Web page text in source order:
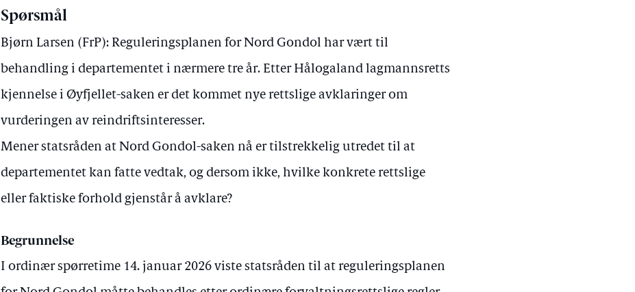
Spørsmål
Bjørn Larsen (FrP): Reguleringsplanen for Nord Gondol har vært til
behandling i departementet i nærmere tre år. Etter Hålogaland lagmannsretts
kjennelse i Øyfjellet-saken er det kommet nye rettslige avklaringer om
vurderingen av reindriftsinteresser.
Mener statsråden at Nord Gondol-saken nå er tilstrekkelig utredet til at
departementet kan fatte vedtak, og dersom ikke, hvilke konkrete rettslige
eller faktiske forhold gjenstår å avklare?
Begrunnelse
I ordinær spørretime 14. januar 2026 viste statsråden til at reguleringsplanen